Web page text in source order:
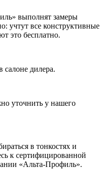
выполнят замеры
учтут все конструктивные
это бесплатно.
дилера.
уточнить у нашего
в тонкостях и
к сертифицированной
«Альта-Профиль».